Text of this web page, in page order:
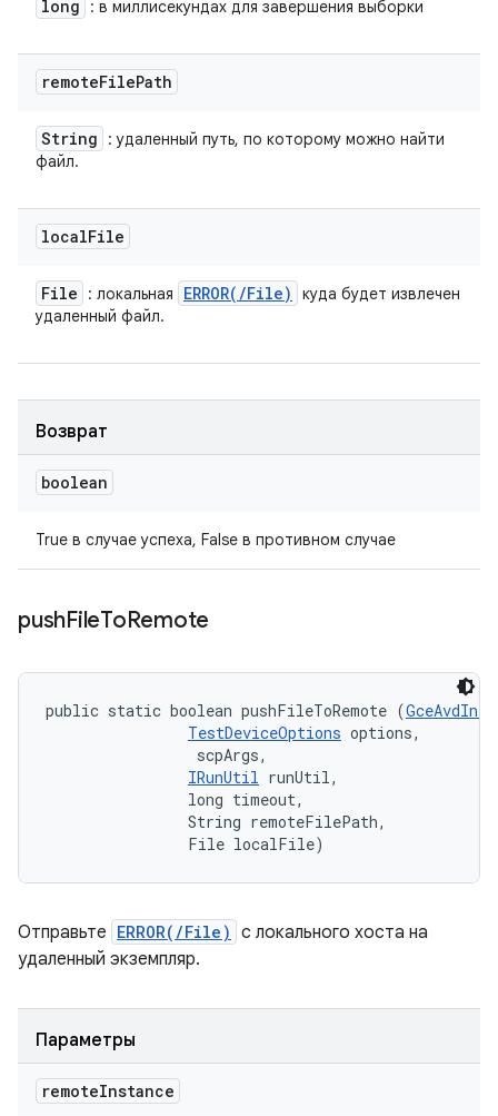
long : в миллисекундах для завершения выборки
remoteFilePath
String
: удаленный путь, по которому можно найти
файл.
localFile
File : локальная ERROR( /File)
куда будет извлечен
удаленный файл.
Возврат
boolean
True в случае успеха, False в противном случае
pushFileToRemote
public static boolean pushFileToRemote (GceAvdInfo
TestDeviceOptions options,
scpArgs,
IRunUtil runUtil,
                long timeout,
                String remoteFilePath,
                File localFile)
Отправьте ERROR(/File) с локального хоста на
удаленный экземпляр.
Параметры
remoteInstance